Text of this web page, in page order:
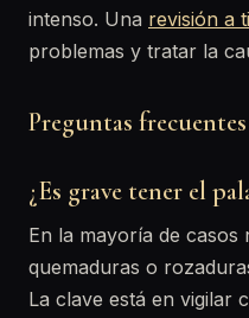
intenso. Una revisión a
problemas y tratar la
Preguntas frecuentes
¿Es grave tener el
En la mayoría de casos
quemaduras o
La clave está en vigilar